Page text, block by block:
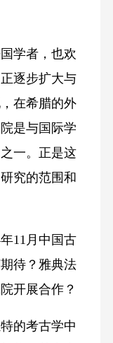
学者，也欢
逐步扩大与
在希腊的外
是与国际学
一。正是这
究的范围和
11月中国古
待？雅典法
开展合作？
的考古学中